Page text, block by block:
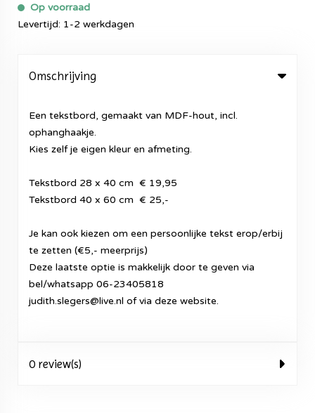
Op voorraad
Levertijd: 1-2 werkdagen
Omschrijving
Een tekstbord, gemaakt van MDF-hout, incl.
ophanghaakje.
Kies zelf je eigen kleur en afmeting.
Tekstbord 28 x 40 cm € 19,95
Tekstbord 40 x 60 cm € 25,-
Je kan ook kiezen om een persoonlijke tekst erop/erbij
te zetten (€5,- meerprijs)
Deze laatste optie is makkelijk door te geven via
bel/whatsapp 06-23405818
judith.slegers@live.nl of via deze website.
0 review(s)